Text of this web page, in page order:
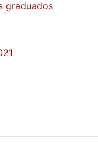
graduados